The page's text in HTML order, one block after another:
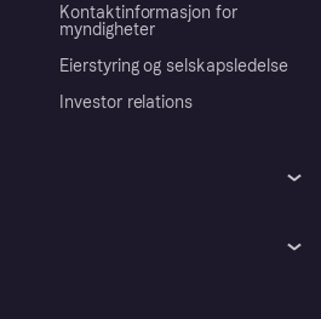
Kontaktinformasjon for
myndigheter
Eierstyring og selskapsledelse
Investor relations